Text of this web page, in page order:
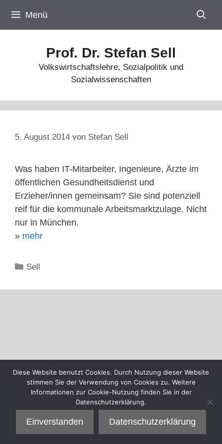
Inhalt
springen
Menü
Prof. Dr. Stefan Sell
Volkswirtschaftslehre, Sozialpolitik und
Sozialwissenschaften
5. August 2014 von Stefan Sell
Was haben IT-Mitarbeiter, Ingenieure, Ärzte im
öffentlichen Gesundheitsdienst und
Erzieher/innen gemeinsam? Sie sind potenziell
reif für die kommunale Arbeitsmarktzulage. Nicht
nur in München.
» mehr
Kategorien
Sell
Diese Website benutzt Cookies. Durch Nutzung dieser Website
stimmen Sie der Verwendung von Cookies zu. Weitere
Informationen zur Cookie-Nutzung finden Sie in der
Datenschutzerklärung.
Einverstanden Datenschutzerklärung